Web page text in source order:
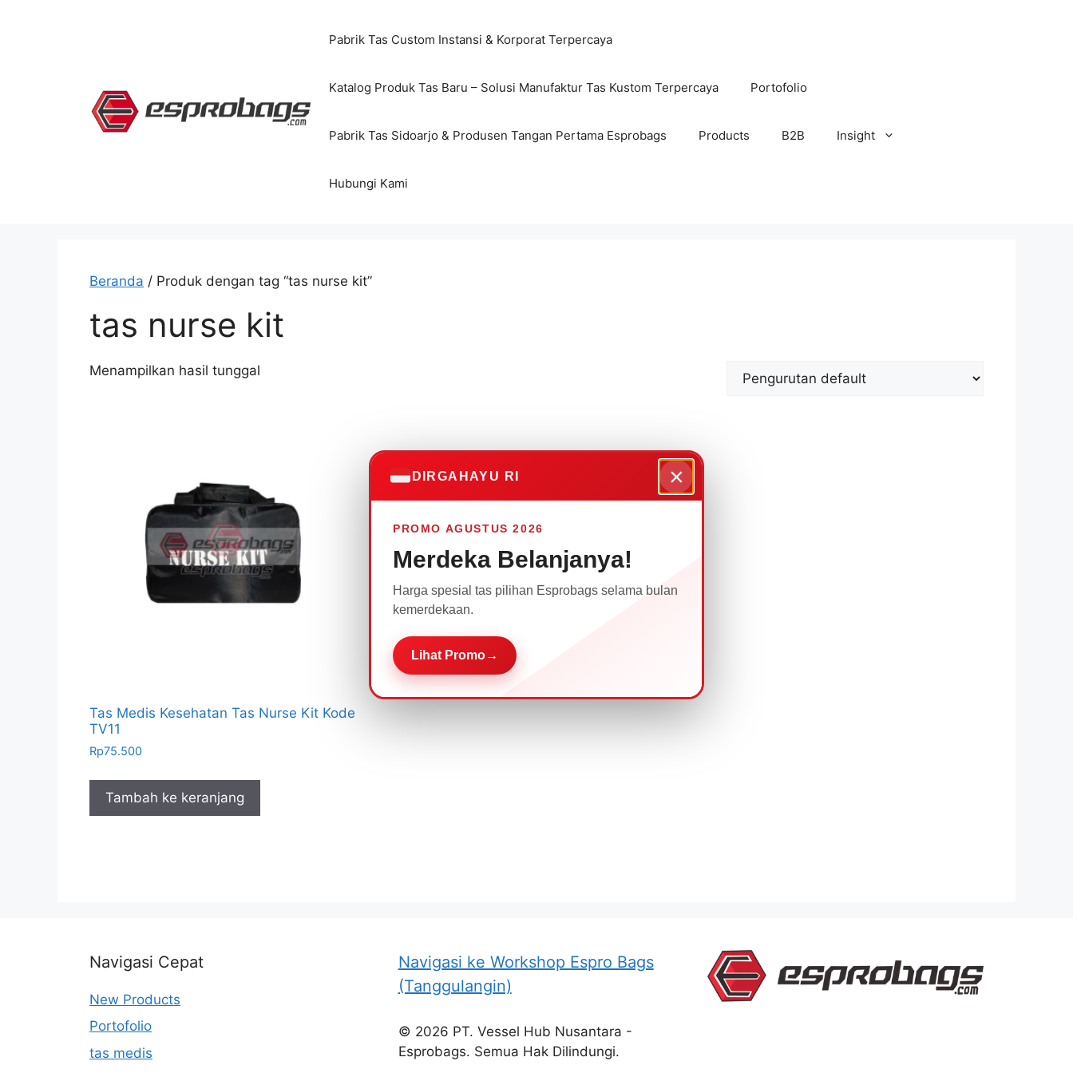
Pabrik Tas Custom Instansi & Korporat Terpercaya
Katalog Produk Tas Baru – Solusi Manufaktur Tas Kustom Terpercaya Portofolio
Pabrik Tas Sidoarjo & Produsen Tangan Pertama Esprobags Products B2B Insight
Hubungi Kami
Beranda / Produk dengan tag “tas nurse kit”
tas nurse kit
Menampilkan hasil tunggal
Tas Medis Kesehatan Tas Nurse Kit Kode
TV11
Rp75.500
Tambah ke keranjang
Navigasi Cepat
New Products
Portofolio
tas medis
Navigasi ke Workshop Espro Bags
(Tanggulangin)
© 2026 PT. Vessel Hub Nusantara -
Esprobags. Semua Hak Dilindungi.
DIRGAHAYU RI ×
PROMO AGUSTUS 2026
Merdeka Belanjanya!
Harga spesial tas pilihan Esprobags selama bulan
kemerdekaan.
Lihat Promo→